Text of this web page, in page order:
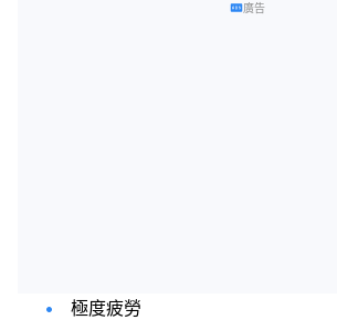
廣告
極度疲勞